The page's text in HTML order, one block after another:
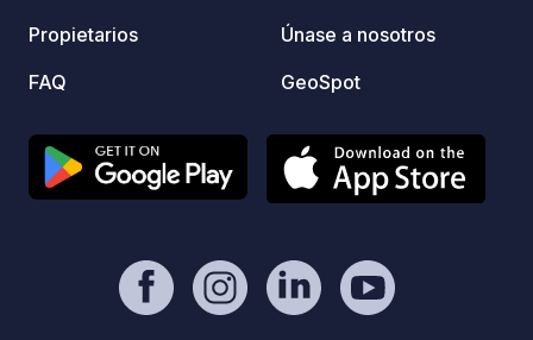
Propietarios
FAQ
Únase a nosotros
GeoSpot